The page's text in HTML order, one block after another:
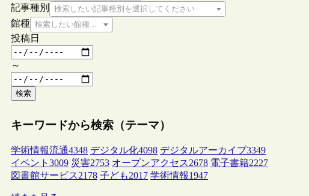
記事種別
検索したい記事種別を選択してください
館種 検索したい館種を選択してください
投稿日
～
検索
キーワードから検索（テーマ）
学術情報流通4348 デジタル化4098 デジタルアーカイブ3349
イベント 3009 災害2753 オープンアクセス2678 電子書籍2227
図書館サービス2178 子ども2017 学術情報1947